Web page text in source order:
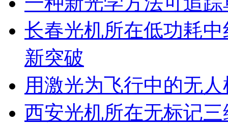
长春光机所在低功耗
新突破
用激光为飞行中的无
西安光机所在无标记